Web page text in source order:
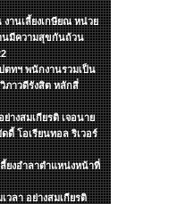
านเลี้ยงเกษียณ หน่วย
นมีความสุขกันถ้วน
ตทฯ พนักงานรวมเป็น
ภาวดีรังสิต หลักสี่
างสมเกียรติ เจอนาย
ดี้ โอเรียนทอล ริเวอร์
ยงอำลาตำแหน่งหน้าที่
วลา อย่างสมเกียรติ